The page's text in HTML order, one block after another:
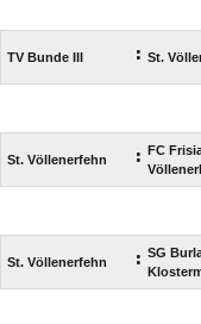
TV Bunde III : St.
St. Völlenerfehn : FC
St. Völlenerfehn : SG